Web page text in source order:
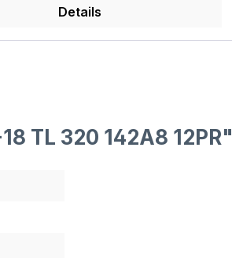
Details
TL 320 142A8 12PR"